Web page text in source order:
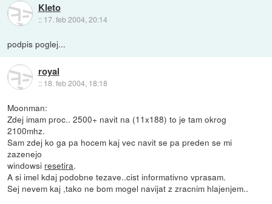
Kleto
:: 17. feb 2004, 20:14
podpis poglej...
royal
:: 18. feb 2004, 18:18
Moonman:
Zdej imam proc.. 2500+ navit na (11x188) to je tam okrog
2100mhz.
Sam zdej ko ga pa hocem kaj vec navit se pa preden se mi
zazenejo
windowsi resetira.
A si imel kdaj podobne tezave..cist informativno vprasam.
Sej nevem kaj ,tako ne bom mogel navijat z zracnim hlajenjem..